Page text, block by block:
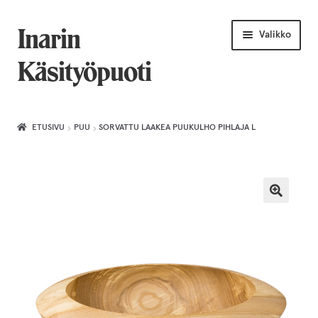
Siirry
navigointiin
Siirry
sisältöön
Inarin
Käsityöpuoti
Valikko
tason
valikko
Puusepäntuotteet
ETUSIVU PUU SORVATTU LAAKEA PUUKULHO PIHLAJA L